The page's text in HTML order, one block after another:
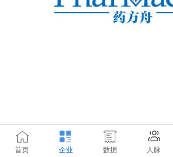
首页 企业 数据 人脉